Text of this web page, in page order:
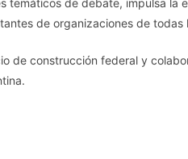
de organizaciones de todas
de construcción federal y